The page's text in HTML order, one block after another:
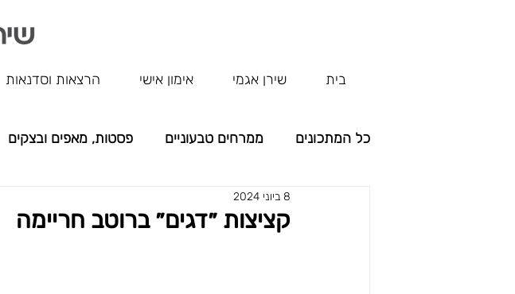
בית שירן אגמי אימון אישי הרצאות וסדנאות
כל המתכונים ממרחים טבעוניים פסטות, מאפים ובצקים
קטגוריה ללא שם
קציצות ״דגים״ ברוטב חריימה
8 ביוני 2024